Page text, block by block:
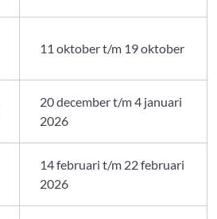
11 oktober t/m 19 oktober
20 december t/m 4 januari
2026
14 februari t/m 22 februari
2026